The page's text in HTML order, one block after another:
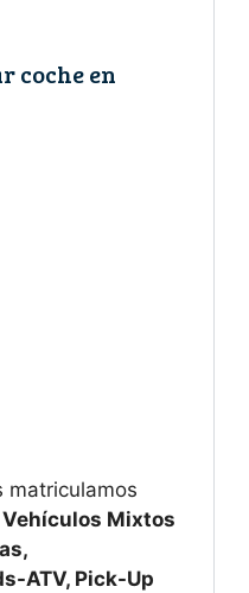
coche en
Vehículos Mixtos
ATV, Pick-Up